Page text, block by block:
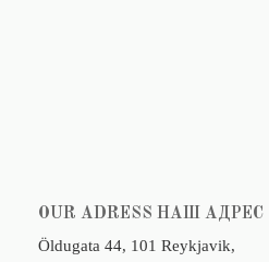
OUR ADRESS НАШ АДРЕС
Öldugata 44, 101 Reykjavik,